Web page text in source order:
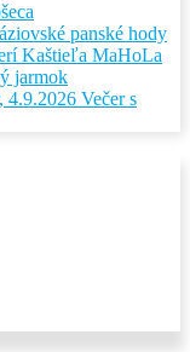
panské hody
Kaštieľa MaHoLa
jarmok
4.9.2026 Večer s